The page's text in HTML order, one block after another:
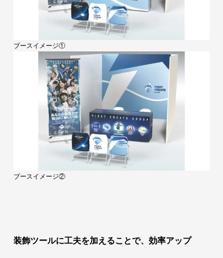
ブースイメージ①
ブースイメージ②
装飾ツールに工夫を加えることで、効率アップ